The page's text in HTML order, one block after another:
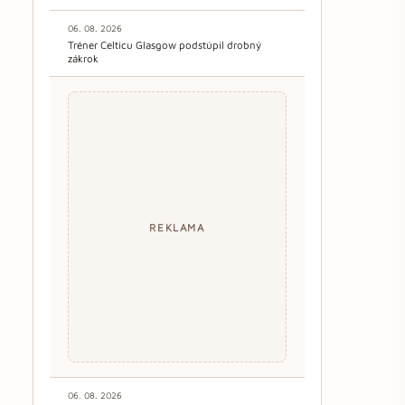
06. 08. 2026
Tréner Celticu Glasgow podstúpil drobný
zákrok
REKLAMA
06. 08. 2026